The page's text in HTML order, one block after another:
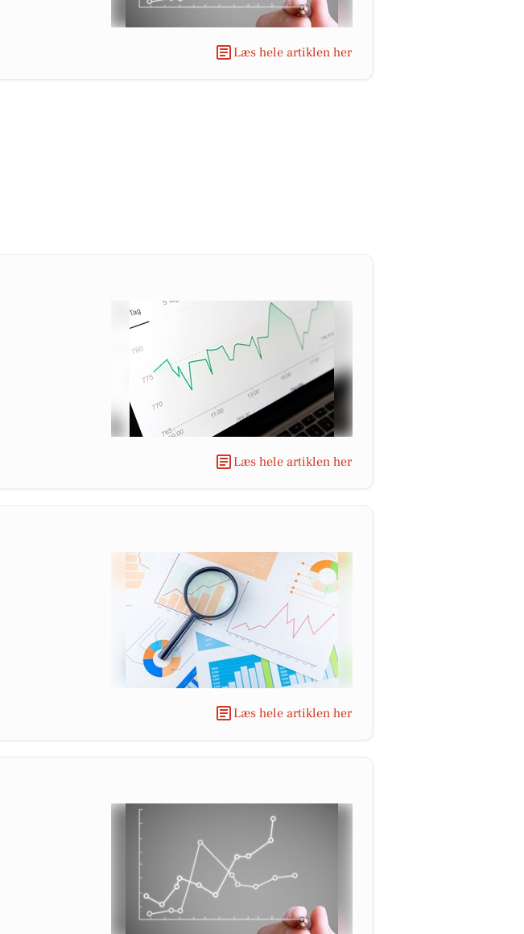
Læs hele artiklen her
Læs hele artiklen her
Læs hele artiklen her